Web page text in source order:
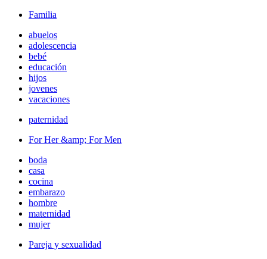
Familia
abuelos
adolescencia
bebé
educación
hijos
jovenes
vacaciones
paternidad
For Her &amp; For Men
boda
casa
cocina
embarazo
hombre
maternidad
mujer
Pareja y sexualidad